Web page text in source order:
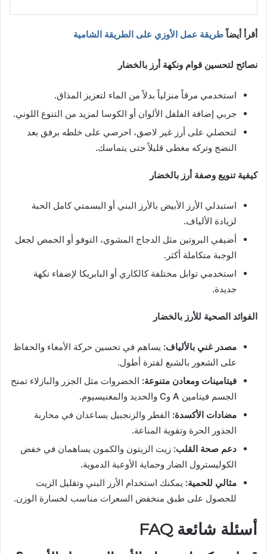
أقرأ أيضاًطريقة عمل الأوزي على الطريقة الشامية
نصائح لتحسين قوام ونكهة أرز بالخضار
استخدمي مرقاً منزلياً بدلاً من الماء لتعزيز المذاق.
جربي إضافة الفلفل الألوان أو الكوسا لمزيد من التنوع اللوني.
لتحصلي على أرز غير لاصق، احرصي على خلطه برفق بعد
النضج وتركه مغطى قليلاً حتى يتماسك.
كيفية تنويع وصفة أرز بالخضار
استبدلي الأرز الأبيض بالأرز البني أو البسمتي كامل الحبة
لزيادة الألياف.
أضيفي البروتين مثل الدجاج المشوي، التوفو أو الحمص لجعل
الوجبة متكاملة أكثر.
استخدمي توابل مختلفة كالكاري أو البابريكا لإضفاء نكهة
جديدة.
الفوائد الصحية للأرز بالخضار
مصدر غني بالألياف: يساهم في تحسين حركة الأمعاء والحفاظ
على الشعور بالشبع لفترة أطول.
فيتامينات ومعادن متنوعة: الخضروات مثل الجزر والبازلاء تمنح
الجسم فيتامين A وC والحديد والمغنيسيوم.
مضادات الأكسدة: الفطر والزنجبيل يساعدان في محاربة
الجذور الحرة وتقوية المناعة.
دعم صحة القلب: زيت الزيتون والكمون يساهمان في خفض
الكوليسترول الضار وحماية الأوعية الدموية.
مثالي للحمية: يمكنك استخدام الأرز البني وتقليل الزيت
للحصول على طبق منخفض السعرات مناسب لخسارة الوزن.
أسئلة شائعة FAQ